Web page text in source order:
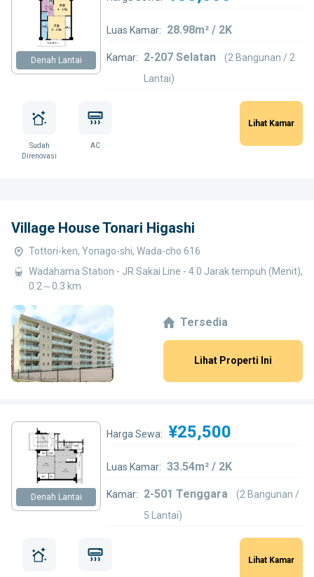
Denah Lantai
Luas Kamar: 28.98m² / 2K
Kamar: 2-207 Selatan
(2 Bangunan / 2
Lantai)
Sudah
Direnovasi
AC
Lihat Kamar
Village House Tonari Higashi
Tottori-ken, Yonago-shi, Wada-cho 616
Wadahama Station - JR Sakai Line - 4.0 Jarak tempuh (Menit),
0.2～0.3 km
Tersedia
Lihat Properti Ini
Denah Lantai
Harga Sewa: ¥25,500
Luas Kamar: 33.54m² / 2K
Kamar: 2-501 Tenggara
(2 Bangunan /
5 Lantai)
Lihat Kamar